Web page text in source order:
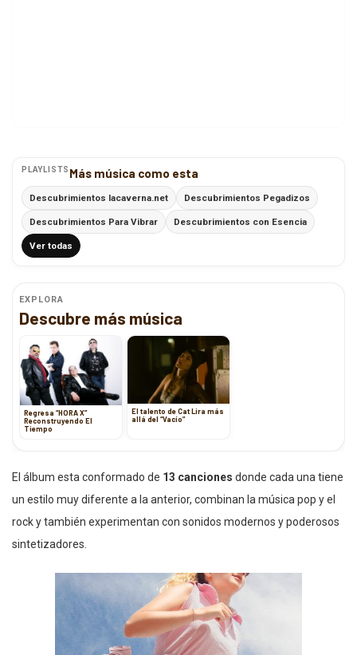
PLAYLISTS Más música como esta
Descubrimientos lacaverna.net Descubrimientos Pegadizos
Descubrimientos Para Vibrar Descubrimientos con Esencia
Ver todas
EXPLORA
Descubre más música
Regresa “HORA X”
Reconstruyendo El
Tiempo
El talento de Cat Lira más
allá del “Vacío”
El álbum esta conformado de 13 canciones donde cada una tiene
un estilo muy diferente a la anterior, combinan la música pop y el
rock y también experimentan con sonidos modernos y poderosos
sintetizadores.